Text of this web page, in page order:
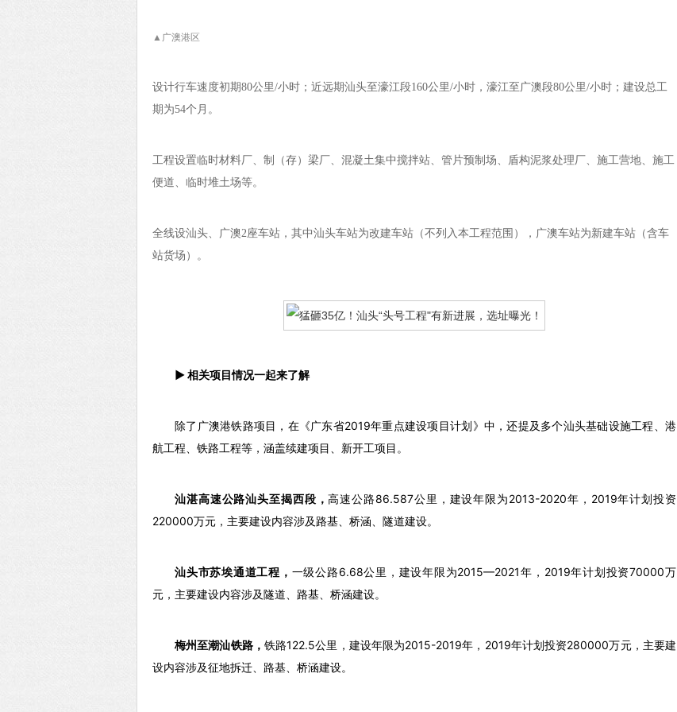
▲ 广澳港区
设计行车速度初期80公里/小时；近远期汕头至濠江段160公里/小时，濠江至广澳段80公里/小时；建设总工
期为54个月。
工程设置临时材料厂、制（存）梁厂、混凝土集中搅拌站、管片预制场、盾构泥浆处理厂、施工营地、施工
便道、临时堆土场等。
全线设汕头、广澳2座车站，其中汕头车站为改建车站（不列入本工程范围），广澳车站为新建车站（含车
站货场）。
► 相关项目情况一起来了解
除了广澳港铁路项目，在《广东省2019年重点建设项目计划》中，还提及多个汕头基础设施工程、港
航工程、铁路工程等，涵盖续建项目、新开工项目。
汕湛高速公路汕头至揭西段，高速公路86.587公里，建设年限为2013-2020年，2019年计划投资
220000万元，主要建设内容涉及路基、桥涵、隧道建设。
汕头市苏埃通道工程， 一级公路6.68公里，建设年限为2015—2021年，2019年计划投资70000万
元，主要建设内容涉及隧道、路基、桥涵建设。
梅州至潮汕铁路， 铁路122.5公里，建设年限为2015-2019年，2019年计划投资280000万元，主要建
设内容涉及征地拆迁、路基、桥涵建设。